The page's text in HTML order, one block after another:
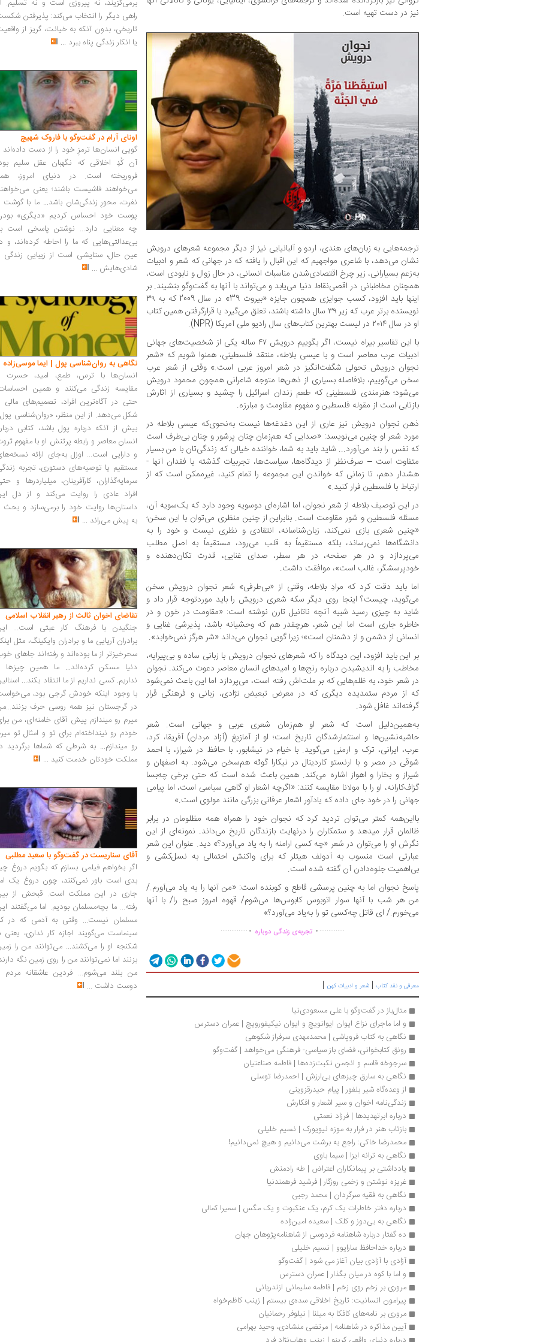
نیز در دست تهیه است.
ترجمه‌هایی به زبان‌های هندی، اردو و آلبانیایی نیز از دیگر مجموعه شعرهای درویش
نشان می‌دهد، با شاعری مواجهیم که این اقبال را یافته که در جهانی که شعر و ادبیات
به‌زعم بسیارانی، زیر چرخ اقتصادی‌شدن مناسبات انسانی، در حال زوال و نابودی‌ است،
همچنان مخاطبانی در اقصی‌نقاط دنیا می‌یابد و می‌تواند با آنها به گفت‌وگو بنشیند. بر
اینها باید افزود، کسب جوایزی همچون جایزه «بیروت 39» در سال 2009 که به ۳۹
نویسنده برتر عرب که زیر ۳۹ سال داشته باشند، تعلق می‌گیرد یا قرارگرفتن همین کتاب
او در سال ۲۰۱۴ در لیست بهترین کتاب‌های سال رادیو ملی آمریکا (NPR).
با این تفاسیر بیراه نیست، اگر بگوییم درویش ۴۷ ساله یکی از شخصیت‌های جهانی
ادبیات عرب معاصر است و با عیسی بلاطه، منتقد فلسطینی، همنوا شویم که «شعر
نجوان درویش تحولی شگفت‌انگیز در شعر امروز عربی است.» وقتی از شعر عرب
سخن می‌گوییم، بلافاصله بسیاری از ذهن‌ها متوجه شاعرانی همچون محمود درویش
می‌شود؛ هنرمندی فلسطینی که طعم زندان اسرائیل را چشید و بسیاری از آثارش
بازتابی است از مقوله فلسطین و مفهوم مقاومت و مبارزه.
ذهن نجوان درویش نیز عاری از این دغدغه‌ها نیست به‌نحوی‌که عیسی بلاطه در
مورد شعر او چنین می‌نویسد: «صدایی که هم‌زمان چنان پرشور و چنان بی‌طرف است
که نفس را بند می‌آورد... شاید باید به شما، خواننده خیالی که زندگی‌تان با من بسیار
متفاوت است – صرف‌نظر از دیدگاه‌ها، سیاست‌ها، تجربیات گذشته یا فقدان آنها -
هشدار دهم، تا زمانی که خواندن این مجموعه را تمام کنید، غیرممکن است که از
ارتباط با فلسطین فرار کنید.»
در این توصیف بلاطه از شعر نجوان، اما اشاره‌ای دوسویه وجود دارد که یک‌سویه‌ آن،
مسئله فلسطین و شور مقاومت است. بنابراین از چنین منظری می‌توان با این سخن؛
«چنین شعری بازی نمی‌کند، زبان‌شناسانه، انتقادی و نظری نیست و خود را به
دانشگاه‌ها نمی‌رساند، بلکه مستقیماً به قلب می‌رود، مستقیماً به اصل مطلب
می‌پردازد و در هر صفحه، در هر سطر، صدای غنایی، قدرت تکان‌دهنده و
خودپرسشگر، غالب است»، موافقت داشت.
اما باید دقت کرد که مرادِ بلاطه، وقتی از «بی‌طرفی» شعر نجوان درویش سخن
می‌گوید، چیست؟ اینجا روی دیگر سکه شعری درویش را باید موردتوجه قرار داد و
شاید به چیزی رسید شبیه آنچه ناتانیل تارن نوشته است: «مقاومت در خون و در
خاطره جاری است اما این شعر، هرچقدر هم که وحشیانه باشد، پذیرشی غنایی و
انسانی از دشمن و از دشمنان است»؛ زیرا گویی نجوان می‌داند «شر هرگز نمی‌خوابد».
بر این باید افزود، این دیدگاه را که شعرهای نجوان درویش با زبانی ساده و بی‌پیرایه،
مخاطب را به اندیشیدن درباره‌ رنج‌ها و امیدهای انسان معاصر دعوت می‌کند. نجوان
در شعر خود، به ظلم‌هایی که بر ملت‌اش رفته است، می‌پردازد اما این باعث نمی‌شود
که از مردم ستمدیده‌ دیگری که در معرض تبعیض نژادی، زبانی و فرهنگی قرار
گرفته‌اند غافل شود.
به‌همین‌دلیل است که شعر او هم‌زمان شعری عربی و جهانی است. شعر
حاشیه‌نشین‌ها و استثمارشدگان تاریخ است؛ او از آمازیغ (آزاد مردان) آفریقا، کرد،
عرب، ایرانی، ترک و ارمنی می‌گوید. با خیام در نیشابور، با حافظ در شیراز، با احمد
شوقی در مصر و با ارنستو کاردینال در نیکارا گوئه هم‌سخن می‌شود. به اصفهان و
شیراز و بخارا و اهواز اشاره می‌کند. همین باعث شده است که حتی برخی چه‌بسا
گزاف‌کارانه، او را با مولانا مقایسه کنند: «اگرچه اشعار او گاهی سیاسی است، اما پیامی
جهانی را در خود جای داده که یادآور اشعار عرفانی بزرگی مانند مولوی است.»
بااین‌همه کمتر می‌توان تردید کرد که نجوان خود را همراه همه مظلومان در برابر
ظالمان قرار میدهد و ستمکاران را درنهایت بازندگان تاریخ می‌داند. نمونه‌ای از این
نگرش او را می‌توان در شعر «چه کسی ارامنه را به یاد می‌آورد؟» دید. عنوان این شعر
عبارتی است منسوب به آدولف هیتلر که برای واکنش احتمالی به نسل‌کشی و
بی‌اهمیت جلوه‌دادن آن گفته شده است.
پاسخ نجوان اما به چنین پرسشی قاطع و کوبنده است: «من آنها را به یاد می‌آورم./
من هر شب با آنها سوار اتوبوس کابوس‌ها می‌شوم/ قهوه امروز صبح را/ با آنها
می‌خورم./ ای قاتل چه‌کسی تو را به‌یاد می‌آورد؟»
............... . تجربه‌ی زندگی دوباره ...............
معرفی و نقد کتاب | شعر و ادبیات کهن |
متال‌باز در گفت‌وگو با علی مسعودی‌نیا
و اما ماجرای نزاع ایوان ایوانویچ و ایوان نیکیفورویچ | عمران دسترس
نگاهی به کتاب فروپاشی | محمدمهدی سرفراز شکوهی
رونق کتابخوانی، فضای باز سیاسی- فرهنگی می‌خواهد | گفت‌وگو
سرجوخه قاسم و انجمن نکبت‌زده‌ها | فاطمه صناعتیان
نگاهی به سارق چیزهای بی‌ارزش | احمدرضا توسلی
از وعده‌گاه شیر بلفور | پیام حیدرقزوینی
زندگی‌نامه اخوان و سیر اشعار و افکارش
درباره ابرتهدیدها | فرزاد نعمتی
بازتاب هنر در فرار به موزه نیویورک | نسیم خلیلی
محمدرضا خاکی: راجع ‌به برشت می‌دانیم و هیچ نمی‌دانیم!
نگاهی به ترانه ایزا | سیما باوی
یادداشتی بر پیمانکاران اعتراض | طه رادمنش
غریزه نوشتن و زخمی روزگار | فرشید فرهمندنیا
نگاهی به فقیه سرگردان | محمد رجبی
درباره دفتر خاطرات یک کرم، یک عنکبوت و یک مگس | سمیرا کمالی
نگاهی به بی‌دوز و کلک | سعیده امین‌زاده
ده گفتار درباره شاهنامه فردوسی از شاهنامه‌پژوهان جهان
درباره خداحافظ سارایوو | نسیم خلیلی
آزادی با آزادی بیان آغاز می شود | گفت‌وگو
و اما با کوه در میان بگذار | عمران دسترس
مروری بر زخم روی زخم | فاطمه سلیمانی ازندریانی
پیرامون انسانیت: تاریخ اخلاقی سده‌ی بیستم | زینب کاظم‌خواه
مروری بر نامه‌‌های کافکا به میلنا | نیلوفر رحمانیان
آیین مذاکره در شاهنامه | مرتضی منشادی، وحید بهرامی
برمی‌گزیند، نه پیروزی است و نه تسلیم.
راهی دیگر را انتخاب می‌کند: پذیرفتن
تاریخی، بدون آنکه به خیانت، گریز از
یا انکار زندگی پناه ببرد ...
اونای آرام در گفت‌وگو با فاروک شهیچ‭
گویی انسان‌ها ترمزِ خود را از دست داده‌اند
آن کُدِ اخلاقی که نگهبان عقل سلیم
فروریخته است. در دنیای امروز،
می‌خواهند فاشیست باشند؛ یعنی
نفرت، محورِ زندگی‌شان باشد... ما با گوشت
پوست خود احساس کردیم «دیگری»
چه معنایی دارد... نوشتن پاسخی است
بی‌عدالتی‌هایی که ما را احاطه کرده‌اند، و
عین حال، ستایشی است از زیبایی زندگی
شادی‌هایش ...
نگاهی به روان‌شناسی پول | ایما موسی‌زاده
انسان‌ها با ترس، طمع، امید، حسرت
مقایسه زندگی می‌کنند و همین
حتی در آگاه‌ترین افراد، تصمیم‌های مالی
شکل می‌دهد. از این منظر، «روان‌شناسی
بیش از آنکه درباره پول باشد، کتابی
انسان معاصر و رابطه پرتنش او با مفهوم
و دارایی است... اوزل به‌جای ارائه
مستقیم یا توصیه‌های دستوری، تجربه
سرمایه‌گذاران، کارآفرینان، میلیاردرها و
افراد عادی را روایت می‌کند و از دل
داستان‌ها روایت خود را برمی‌سازد و بحث
به پیش می‌راند ...
تقاضای اخوان ثالث از رهبر انقلاب اسلامی
جنگیدن با فرهنگ کار عبثی است...
برادران آریایی ما و برادران وایکینگ، مثل
سحرخیزتر از ما بوده‌اند و رفته‌اند جاهای
دنیا مسکن کرده‌اند... ما همین چیزها
نداریم. کسی نداریم از ما انتقاد بکند...
با وجود اینکه خودش گرجی بود،
در گرجستان نیز همه روسی حرف
میرم رو میندازم پیش آقای خامنه‌ای، من
خودم رو نینداخته‌ام برای تو و امثال تو
رو میندازم... به شرطی که شماها برگردید
مملکت خودتان خدمت کنید ...
آقای سناریست در گفت‌وگو با سعید مطلبی
اگر بخواهم فیلمی بسازم که بگویم دروغ
بدی است باور نمی‌کنند، چون دروغ یک
جاری در این مملکت است. قبحش از
رفته... ما بچه‌مسلمان بودیم. اما می‌گفتند
مسلمان نیست... وقتی به آدمی که در
سینماست می‌گویند اجازه کار نداری، یعنی
شکنجه او را می‌کشند... می‌توانند من را
بزنند اما نمی‌توانند من را روی زمین نگه
من بلند می‌شوم... فردین عاشقانه مردم
دوست داشت ...